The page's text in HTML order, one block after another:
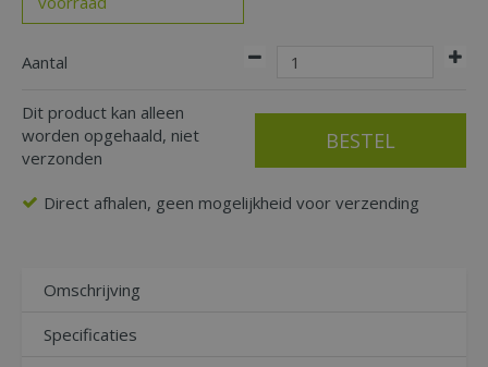
Aantal
Dit product kan alleen
worden opgehaald, niet
verzonden
Direct afhalen, geen mogelijkheid voor verzending
Omschrijving
Specificaties